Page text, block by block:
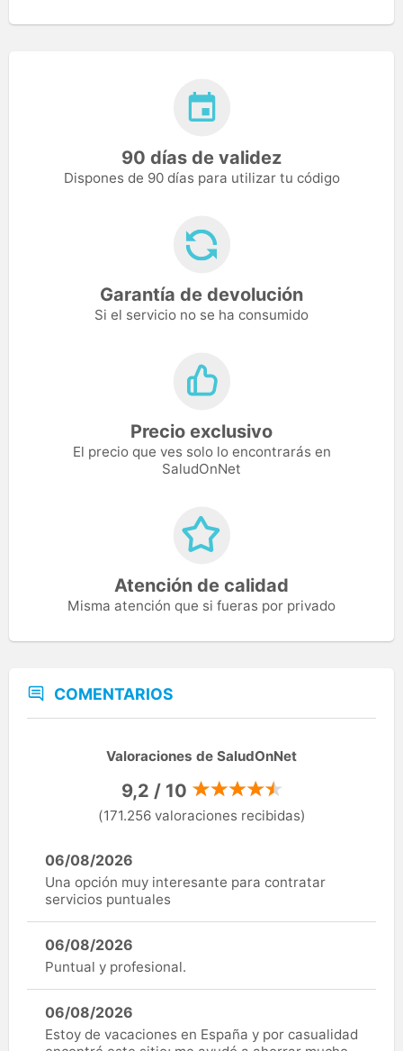
90 días de validez
Dispones de 90 días para utilizar tu código
Garantía de devolución
Si el servicio no se ha consumido
Precio exclusivo
El precio que ves solo lo encontrarás en
SaludOnNet
Atención de calidad
Misma atención que si fueras por privado
COMENTARIOS
Valoraciones de SaludOnNet
9,2 / 10
(171.256 valoraciones recibidas)
06/08/2026
Una opción muy interesante para contratar
servicios puntuales
06/08/2026
Puntual y profesional.
06/08/2026
Estoy de vacaciones en España y por casualidad